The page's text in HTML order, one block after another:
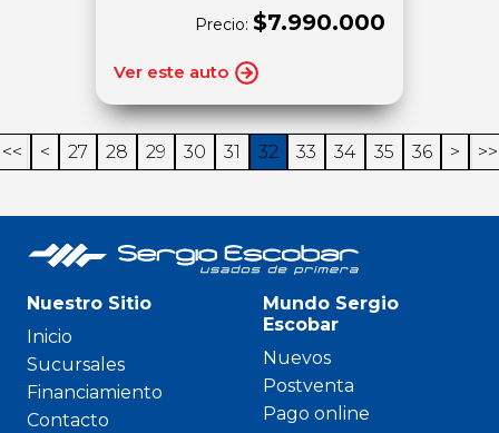
Precio: $7.990.000
Ver este auto
<< < 27 28 29 30 31 32 33 34 35 36 > >>
Nuestro Sitio
Inicio
Sucursales
Financiamiento
Contacto
Mundo Sergio
Escobar
Nuevos
Postventa
Pago online